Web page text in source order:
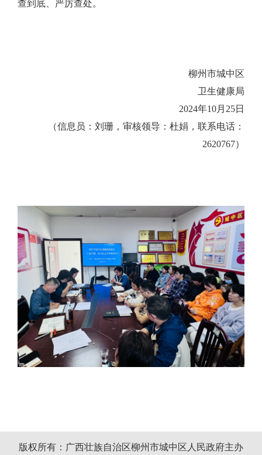
查到底、严厉查处。
柳州市城中区
卫生健康局
2024年10月 25日
（信息员：刘珊，审核领导： 杜娟 ，联系电话：
2620767）
版权所有：广西壮族自治区柳州市城中区人民政府主办